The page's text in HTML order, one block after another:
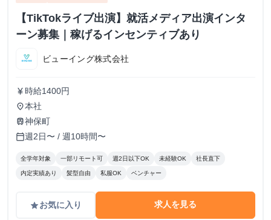
【TikTokライブ出演】就活メディア出演インタ
ーン募集｜稼げるインセンティブあり
ビューイング株式会社
currency_yen 時給1400円
place本社
train神保町
calendar_today週2日〜 / 週10時間〜
全学年対象 一部リモート可 週2日以下OK 未経験OK 社長直下
内定実績あり 髪型自由 私服OK ベンチャー
gradeお気に入り 求人を見る